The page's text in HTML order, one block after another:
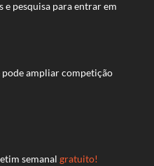
e pesquisa para entrar em
pode ampliar competição
semanal gratuito!